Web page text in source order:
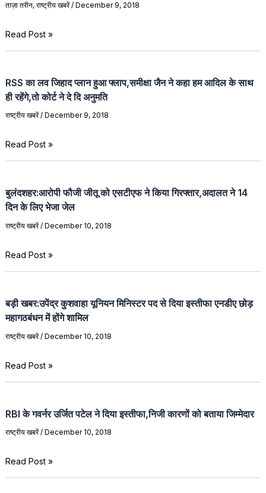
ताज़ा तरीन, राष्ट्रीय खबरें/ December 9, 2018
Read Post »
RSS का लव जिहाद प्लान हुआ फ्लाप,समीक्षा जैन ने कहा हम आदिल के साथ
ही रहेंगे,तो कोर्ट ने दे दि अनुमति
राष्ट्रीय खबरें/ December 9, 2018
Read Post »
बुलंदशहर:आरोपी फौजी जीतू को एसटीएफ ने किया गिरफ्तार,अदालत ने 14
दिन के लिए भेजा जेल
राष्ट्रीय खबरें/ December 10, 2018
Read Post »
बड़ी खबर:उपेंद्र कुशवाहा यूनियन मिनिस्टर पद से दिया इस्तीफा एनडीए छोड़
महागठबंधन में होंगे शामिल
राष्ट्रीय खबरें/ December 10, 2018
Read Post »
RBI‌ के गवर्नर उर्जित पटेल ने दिया इस्तीफा,निजी कारणों को बताया जिम्मेदार
राष्ट्रीय खबरें/ December 10, 2018
Read Post »